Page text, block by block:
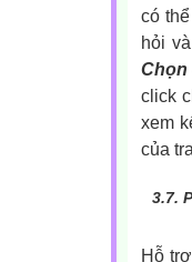
có
hỏi
Chọn
click
xem
của
3.7.
Hỗ